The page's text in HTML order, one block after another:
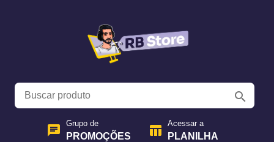
search
chat Grupo de
PROMOÇÕES table_chart Acessar a
PLANILHA